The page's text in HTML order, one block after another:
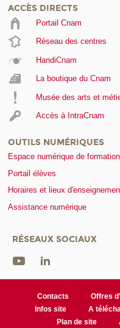
ACCÈS DIRECTS
Portail Cnam
Réseau des centres
HandiCnam
La boutique du Cnam
Musée des arts et
Accès à IntraCnam
OUTILS NUMÉRIQUES
Espace numérique de formation
Portail élèves
Horaires et lieux
Assistance numérique
RÉSEAUX SOCIAUX
Contacts Offres
Infos site
A
Plan de site